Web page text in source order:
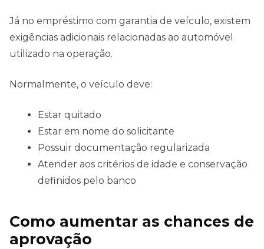
Já no empréstimo com garantia de veículo, existem
exigências adicionais relacionadas ao automóvel
utilizado na operação.
Normalmente, o veículo deve:
Estar quitado
Estar em nome do solicitante
Possuir documentação regularizada
Atender aos critérios de idade e conservação
definidos pelo banco
Como aumentar as chances de
aprovação